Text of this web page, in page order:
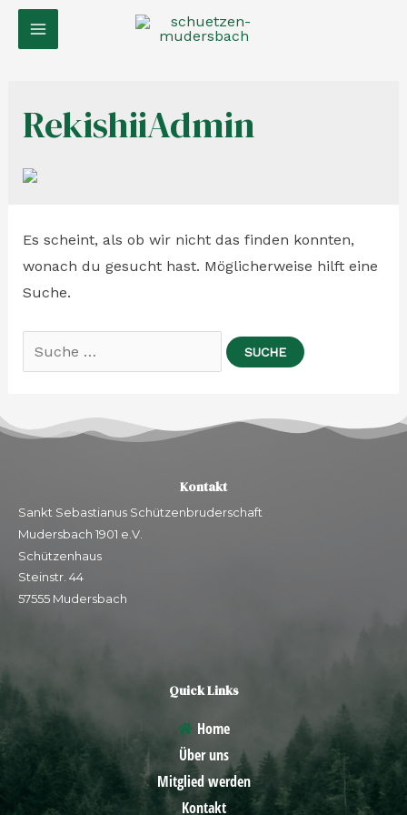
RekishiiAdmin
Es scheint, als ob wir nicht das finden konnten,
wonach du gesucht hast. Möglicherweise hilft eine
Suche.
Kontakt
Sankt Sebastianus Schützenbruderschaft
Mudersbach 1901 e.V.
Schützenhaus
Steinstr. 44
57555 Mudersbach
Quick Links
Home
Über uns
Mitglied werden
Kontakt